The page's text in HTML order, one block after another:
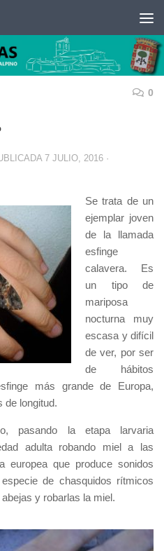
0
7 JULIO, 2016 ·
Se trata de un
ejemplar joven
de la llamada
esfinge
calavera. Es
un tipo de
mariposa
nocturna muy
escasa y difícil
de ver, por ser
de hábitos
más grande de Europa,
de longitud.
pasando la etapa larvaria
adulta robando miel a las
europea que produce sonidos
de chasquidos rítmicos
y robarlas la miel.